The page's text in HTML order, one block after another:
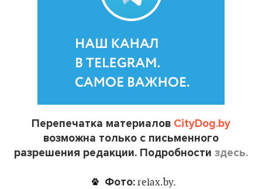
Перепечатка материалов CityDog.by
возможна только с письменного
разрешения редакции. Подробности здесь.
Фото:relax.by.